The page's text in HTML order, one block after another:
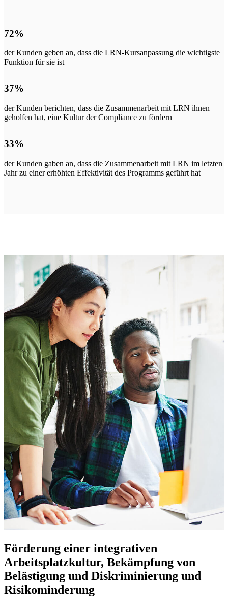
72%
der Kunden geben an, dass die LRN-Kursanpassung die wichtigste
Funktion für sie ist
37%
der Kunden berichten, dass die Zusammenarbeit mit LRN ihnen
geholfen hat, eine Kultur der Compliance zu fördern
33%
der Kunden gaben an, dass die Zusammenarbeit mit LRN im letzten
Jahr zu einer erhöhten Effektivität des Programms geführt hat
Förderung einer integrativen
Arbeitsplatzkultur, Bekämpfung von
Belästigung und Diskriminierung und
Risikominderung